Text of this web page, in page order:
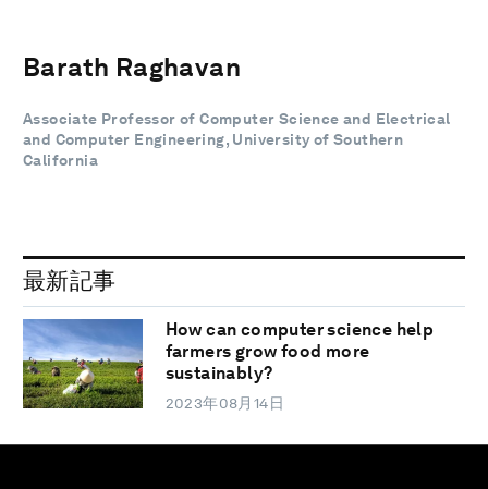
Barath Raghavan
Associate Professor of Computer Science and Electrical
and Computer Engineering, University of Southern
California
最新記事
How can computer science help
farmers grow food more
sustainably?
2023年08月14日